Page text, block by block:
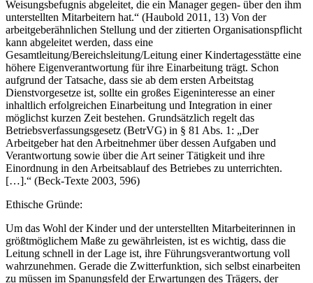
Weisungsbefugnis abgeleitet, die ein Manager gegen- über den ihm
unterstellten Mitarbeitern hat.“ (Haubold 2011, 13) Von der
arbeitgeberähnlichen Stellung und der zitierten Organisationspflicht
kann abgeleitet werden, dass eine
Gesamtleitung/Bereichsleitung/Leitung einer Kindertagesstätte eine
höhere Eigenverantwortung für ihre Einarbeitung trägt. Schon
aufgrund der Tatsache, dass sie ab dem ersten Arbeitstag
Dienstvorgesetze ist, sollte ein großes Eigeninteresse an einer
inhaltlich erfolgreichen Einarbeitung und Integration in einer
möglichst kurzen Zeit bestehen. Grundsätzlich regelt das
Betriebsverfassungsgesetz (BetrVG) in § 81 Abs. 1: „Der
Arbeitgeber hat den Arbeitnehmer über dessen Aufgaben und
Verantwortung sowie über die Art seiner Tätigkeit und ihre
Einordnung in den Arbeitsablauf des Betriebes zu unterrichten.
[…].“ (Beck-Texte 2003, 596)
Ethische Gründe:
Um das Wohl der Kinder und der unterstellten Mitarbeiterinnen in
größtmöglichem Maße zu gewährleisten, ist es wichtig, dass die
Leitung schnell in der Lage ist, ihre Führungsverantwortung voll
wahrzunehmen. Gerade die Zwitterfunktion, sich selbst einarbeiten
zu müssen im Spanungsfeld der Erwartungen des Trägers, der